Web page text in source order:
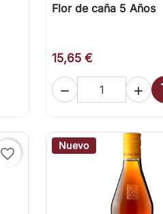
 Vista
Flor de caña 5 Años
15,65 €
 
favorite_border
Nuevo